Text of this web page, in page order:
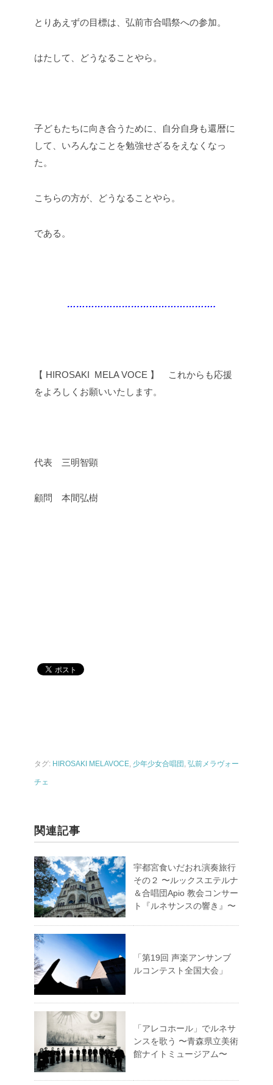
とりあえずの目標は、弘前市合唱祭への参加。
はたして、どうなることやら。
子どもたちに向き合うために、自分自身も還暦に
して、いろんなことを勉強せざるをえなくなっ
た。
こちらの方が、どうなることやら。
である。
………………………………………….
【 HIROSAKI MELA VOCE 】 これからも応援
をよろしくお願いいたします。
代表 三明智顕
顧問 本間弘樹
タグ: HIROSAKI MELAVOCE, 少年少女合唱団 , 弘前メラヴォー
チェ
関連記事
宇都宮食いだおれ演奏旅行
その２ 〜ルックスエテルナ
＆合唱団Apio 教会コンサー
ト『ルネサンスの響き』〜
「第19回 声楽アンサンブ
ルコンテスト全国大会」
「アレコホール」でルネサ
ンスを歌う 〜青森県立美術
館ナイトミュージアム〜